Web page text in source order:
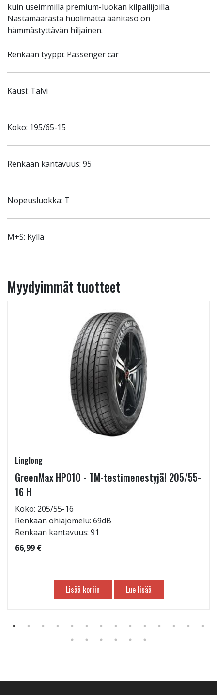
kuin useimmilla premium-luokan kilpailijoilla.
Nastamäärästä huolimatta äänitaso on
hämmästyttävän hiljainen.
Renkaan tyyppi: Passenger car
Kausi: Talvi
Koko: 195/65-15
Renkaan kantavuus: 95
Nopeusluokka: T
M+S: Kyllä
Myydyimmät tuotteet
Linglong
GreenMax HP010 - TM-testimenestyjä! 205/55-
16 H
Koko: 205/55-16
Renkaan ohiajomelu: 69dB
Renkaan kantavuus: 91
66,99 €
Lisää koriin Lue lisää